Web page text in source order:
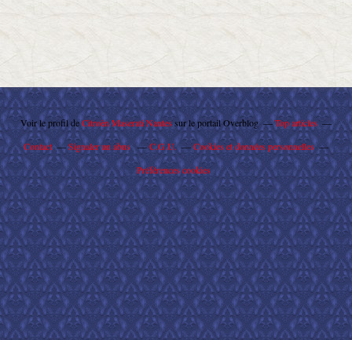
Voir le profil deCitroën Maserati Nantessur le portail Overblog
Top articles
Contact
Signaler un abus C.G.U.
Cookies et données personnelles
Préférences cookies